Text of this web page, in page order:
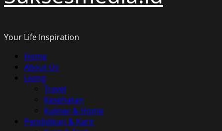
Your Life Inspiration
Primary
Menu
Home
About Us
Living
Travel
Kesehatan
Kuliner & Home
Pendidikan & Karir